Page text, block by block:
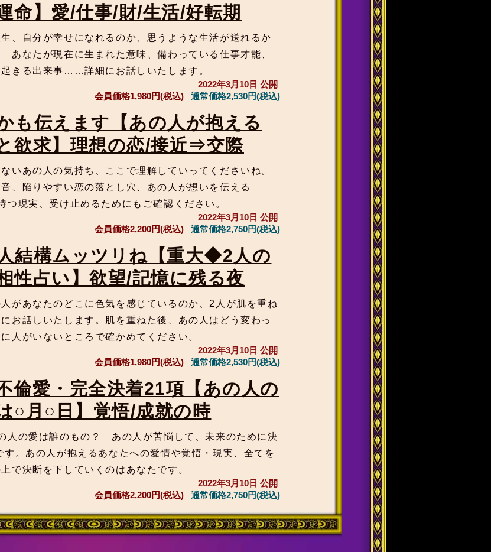
命】愛/仕事/財/生活/好転期
、自分が幸せになれるのか、思うような生活が送れるか
あなたが現在に生まれた意味、備わっている仕事才能、
きる出来事……詳細にお話しいたします。
2022年3月10日 公開
会員価格1,980円(税込) 通常価格2,530円(税込)
も伝えます【あの人が抱える
欲求】理想の恋/接近⇒交際
いあの人の気持ち、ここで理解していってくださいね。
、陥りやすい恋の落とし穴、あの人が想いを伝える
現実、受け止めるためにもご確認ください。
2022年3月10日 公開
会員価格2,200円(税込) 通常価格2,750円(税込)
結構ムッツリね【重大◆2人の
性占い】欲望/記憶に残る夜
があなたのどこに色気を感じているのか、2人が肌を重ね
お話しいたします。肌を重ねた後、あの人はどう変わっ
人がいないところで確かめてください。
2022年3月10日 公開
会員価格1,980円(税込) 通常価格2,530円(税込)
倫愛・完全決着21項【あの人の
○月○日】覚悟/成就の時
人の愛は誰のもの？ あの人が苦悩して、未来のために決
。あの人が抱えるあなたへの愛情や覚悟・現実、全てを
で決断を下していくのはあなたです。
2022年3月10日 公開
会員価格2,200円(税込) 通常価格2,750円(税込)